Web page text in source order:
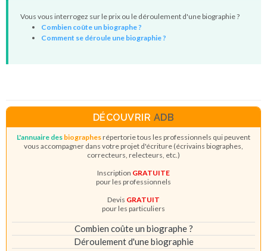
Vous vous interrogez sur le prix ou le déroulement d'une biographie ?
Combien coûte un biographe ?
Comment se déroule une biographie ?
DÉCOUVRIR ADB
L'annuaire des biographesrépertorie tous les professionnels qui peuvent
vous accompagner dans votre projet d'écriture (écrivains biographes,
correcteurs, relecteurs, etc.)
Inscription GRATUITE
pour les professionnels
Devis GRATUIT
pour les particuliers
Combien coûte un biographe ?
Déroulement d'une biographie